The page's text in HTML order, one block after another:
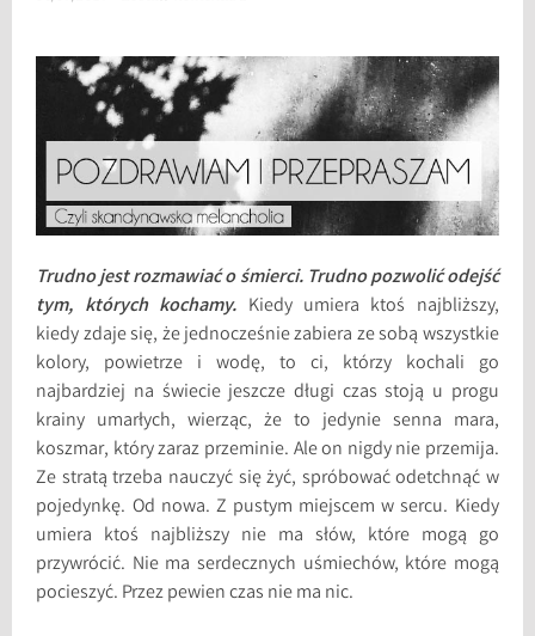
Trudno jest rozmawiać o śmierci. Trudno pozwolić odejść
tym, których kochamy. Kiedy umiera ktoś najbliższy,
kiedy zdaje się, że jednocześnie zabiera ze sobą wszystkie
kolory, powietrze i wodę, to ci, którzy kochali go
najbardziej na świecie jeszcze długi czas stoją u progu
krainy umarłych, wierząc, że to jedynie senna mara,
koszmar, który zaraz przeminie. Ale on nigdy nie przemija.
Ze stratą trzeba nauczyć się żyć, spróbować odetchnąć w
pojedynkę. Od nowa. Z pustym miejscem w sercu. Kiedy
umiera ktoś najbliższy nie ma słów, które mogą go
przywrócić. Nie ma serdecznych uśmiechów, które mogą
pocieszyć. Przez pewien czas nie ma nic.